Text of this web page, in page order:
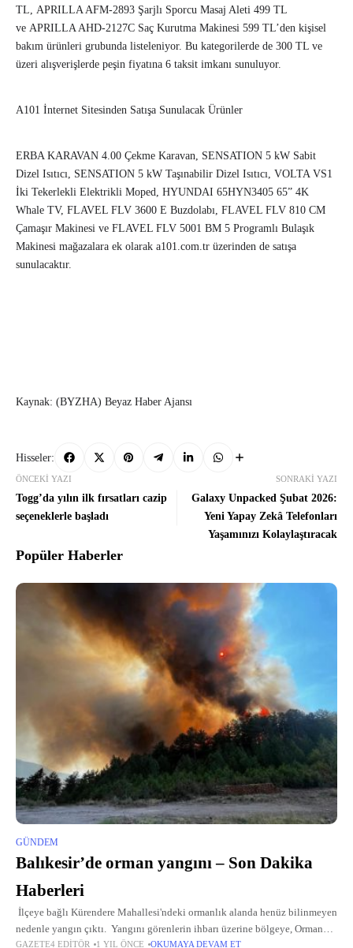
TL, APRILLA AFM-2893 Şarjlı Sporcu Masaj Aleti 499 TL
ve APRILLA AHD-2127C Saç Kurutma Makinesi 599 TL’den kişisel
bakım ürünleri grubunda listeleniyor. Bu kategorilerde de 300 TL ve
üzeri alışverişlerde peşin fiyatına 6 taksit imkanı sunuluyor.
A101 İnternet Sitesinden Satışa Sunulacak Ürünler
ERBA KARAVAN 4.00 Çekme Karavan, SENSATION 5 kW Sabit
Dizel Isıtıcı, SENSATION 5 kW Taşınabilir Dizel Isıtıcı, VOLTA VS1
İki Tekerlekli Elektrikli Moped, HYUNDAI 65HYN3405 65” 4K
Whale TV, FLAVEL FLV 3600 E Buzdolabı, FLAVEL FLV 810 CM
Çamaşır Makinesi ve FLAVEL FLV 5001 BM 5 Programlı Bulaşık
Makinesi mağazalara ek olarak a101.com.tr üzerinden de satışa
sunulacaktır.
Kaynak: (BYZHA) Beyaz Haber Ajansı
Hisseler:
ÖNCEKI YAZI
Togg’da yılın ilk fırsatları cazip
seçeneklerle başladı
SONRAKI YAZI
Galaxy Unpacked Şubat 2026:
Yeni Yapay Zekâ Telefonları
Yaşamınızı Kolaylaştıracak
Popüler Haberler
GÜNDEM
Balıkesir’de orman yangını – Son Dakika
Haberleri
İlçeye bağlı Kürendere Mahallesi'ndeki ormanlık alanda henüz bilinmeyen
nedenle yangın çıktı. Yangını görenlerin ihbarı üzerine bölgeye, Orman
GAZETE4 EDITÖR 1 YIL ÖNCE OKUMAYA DEVAM ET